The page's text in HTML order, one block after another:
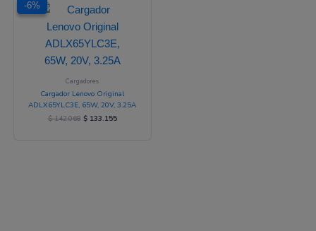
-6%
-6%
Cargadores
Cargador Lenovo Original
ADLX65YLC3E, 65W, 20V, 3.25A
$142.068
precio
original
era:
$ 142.068.
$133.155
es: